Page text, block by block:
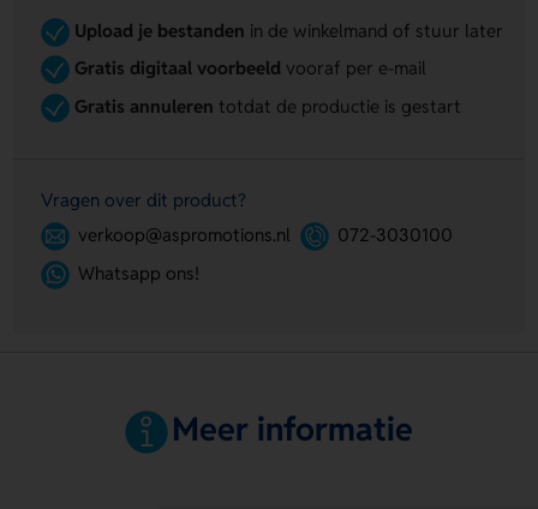
Upload je bestanden in de winkelmand of stuur later
Gratis digitaal voorbeeld vooraf per e-mail
Gratis annuleren totdat de productie is gestart
Vragen over dit product?
verkoop@aspromotions.nl
072-3030100
Whatsapp ons!
Meer informatie